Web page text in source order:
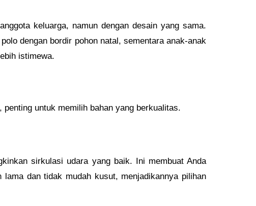
keluarga, namun dengan desain yang sama.
dengan bordir pohon natal, sementara anak-anak
istimewa.
untuk memilih bahan yang berkualitas.
sirkulasi udara yang baik. Ini membuat Anda
dan tidak mudah kusut, menjadikannya pilihan